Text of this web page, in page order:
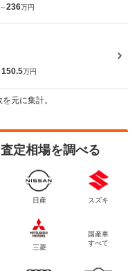
236万円
150.5万円
元に集計。
定相場を調べる
日産 スズキ
三菱
国産車
すべて